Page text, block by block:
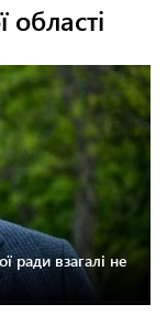
ради взагалі не